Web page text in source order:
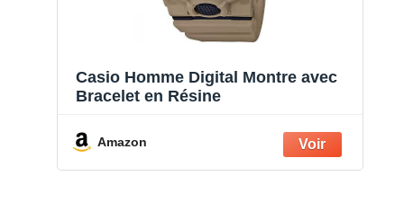
Casio Homme Digital Montre avec
Bracelet en Résine
Amazon